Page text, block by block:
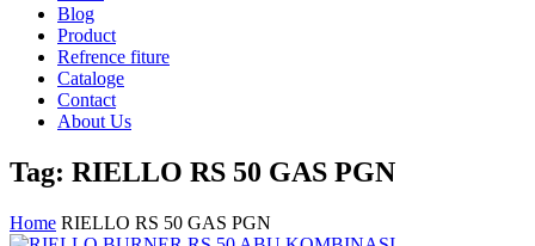
Blog
Product
Refrence fiture
Cataloge
Contact
About Us
Tag: RIELLO RS 50 GAS PGN
Home RIELLO RS 50 GAS PGN